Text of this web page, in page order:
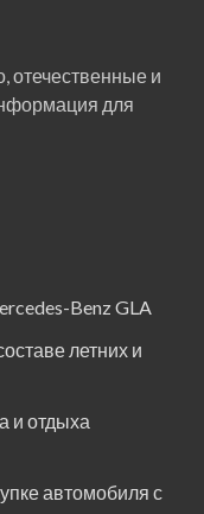
отечественные и
для
Benz GLA
летних и
и отдыха
автомобиля с